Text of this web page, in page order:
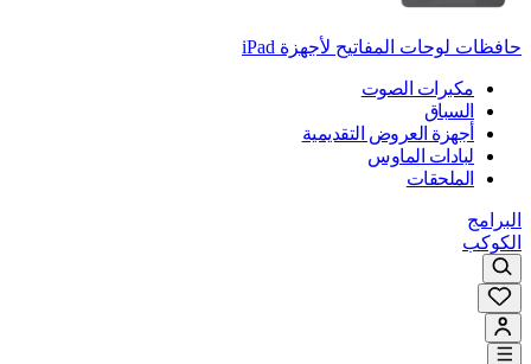
حافظات لوحات المفاتيح لأجهزة ‏iPad
مكبرات الصوت
السباق
أجهزة العروض التقديمية
لبادات الماوس
الملحقات
البرامج
الكوكب